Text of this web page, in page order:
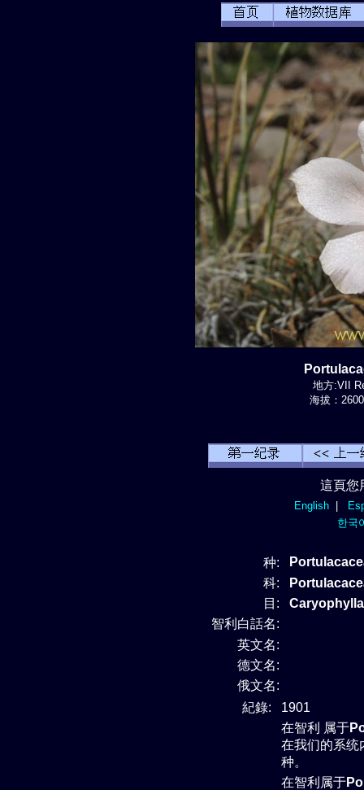
地方:VII
海拔：
這頁您
English|
한국
种:
科:
目:
智利白話名:
英文名:
德文名:
俄文名:
紀錄:
1901
在智利 属于
在我们的系统
种。
在智利属于